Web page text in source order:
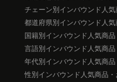
チェーン別インバウンド人
都道府県別インバウンド人
国籍別インバウンド人気商
言語別インバウンド人気商
年代別インバウンド人気商
性別インバウンド人気商品